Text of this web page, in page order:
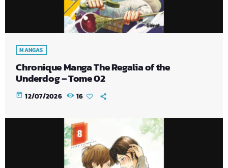
MANGAS
Chronique Manga The Regalia of the
Underdog – Tome 02
today 12/07/2026 16